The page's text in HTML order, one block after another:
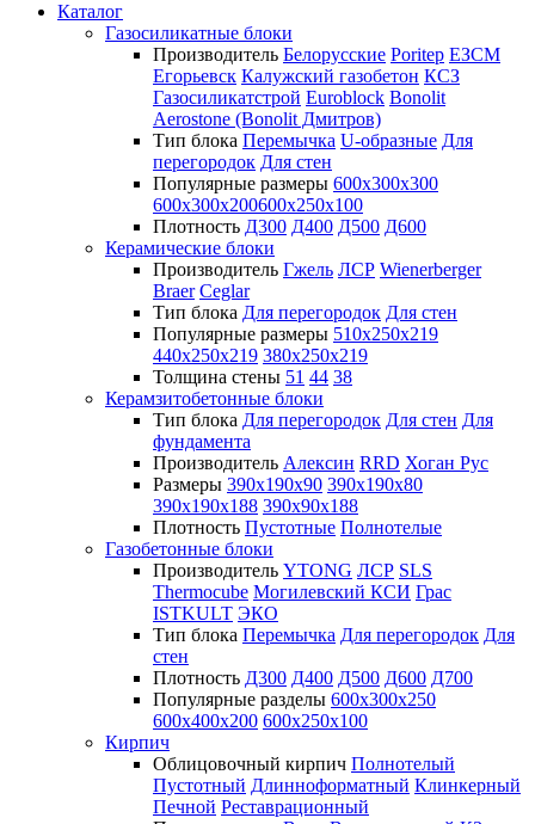
Каталог
Газосиликатные блоки
Производитель Белорусские Poritep ЕЗСМ
Егорьевск Калужский газобетон КСЗ
Газосиликатстрой Euroblock Bonolit
Aerostone (Bonolit Дмитров)
Тип блока Перемычка U-образные Для
перегородок Для стен
Популярные размеры 600х300х300
600х300х200600х250х100
Плотность Д300 Д400 Д500 Д600
Керамические блоки
Производитель Гжель ЛСР Wienerberger
Braer Ceglar
Тип блока Для перегородок Для стен
Популярные размеры 510х250х219
440х250х219 380х250х219
Толщина стены 51 44 38
Керамзитобетонные блоки
Тип блока Для перегородок Для стен Для
фундамента
Производитель Алексин RRD Хоган Рус
Размеры 390х190х90 390х190х80
390х190х188 390х90х188
Плотность Пустотные Полнотелые
Газобетонные блоки
Производитель YTONG ЛСР SLS
Thermocube Могилевский КСИ Грас
ISTKULT ЭКО
Тип блока Перемычка Для перегородок Для
стен
Плотность Д300 Д400 Д500 Д600 Д700
Популярные разделы 600х300х250
600х400х200 600х250х100
Кирпич
Облицовочный кирпич Полнотелый
Пустотный Длинноформатный Клинкерный
Печной Реставрационный